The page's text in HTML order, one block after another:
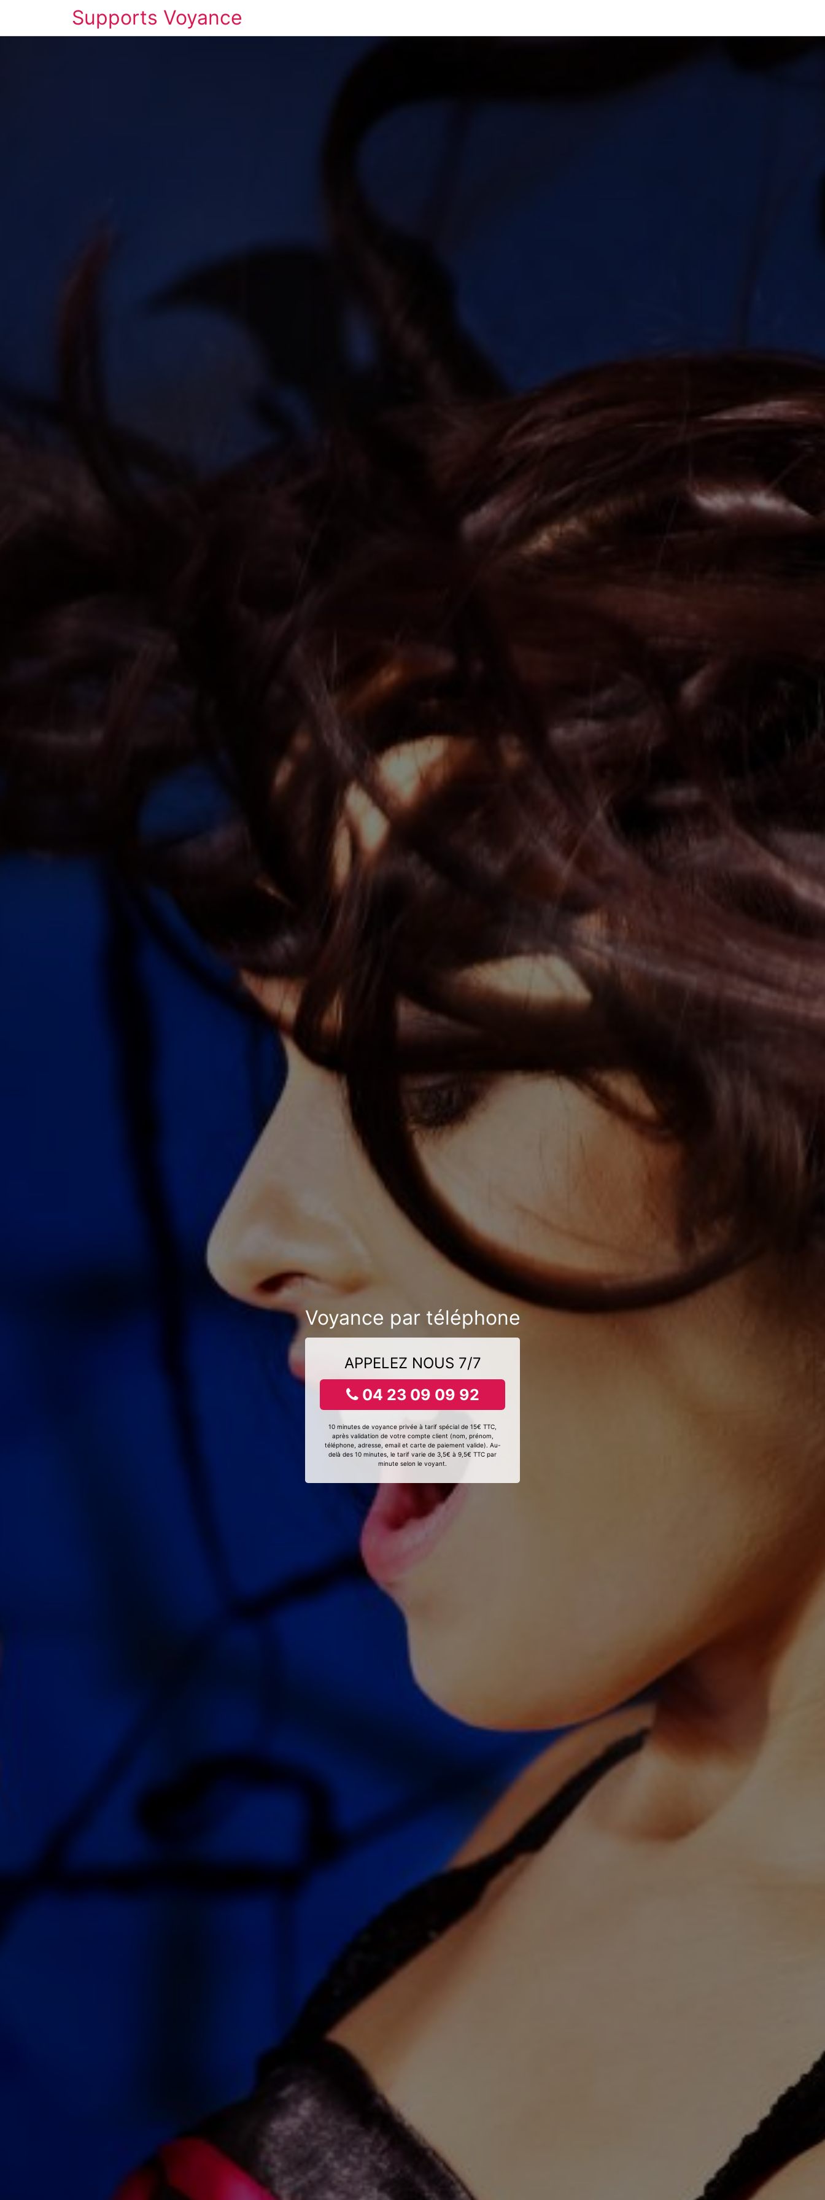
Supports Voyance
Voyance par téléphone
APPELEZ NOUS 7/7
04 23 09 09 92
10 minutes de voyance privée à tarif spécial de 15€ TTC,
après validation de votre compte client (nom, prénom,
téléphone, adresse, email et carte de paiement valide). Au-
delà des 10 minutes, le tarif varie de 3,5€ à 9,5€ TTC par
minute selon le voyant.